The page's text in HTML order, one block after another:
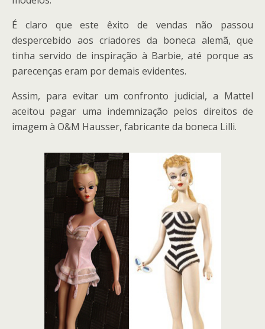
É claro que este êxito de vendas não passou
despercebido aos criadores da boneca alemã, que
tinha servido de inspiração à Barbie, até porque as
parecenças eram por demais evidentes.
Assim, para evitar um confronto judicial, a Mattel
aceitou pagar uma indemnização pelos direitos de
imagem à O&M Hausser, fabricante da boneca Lilli.